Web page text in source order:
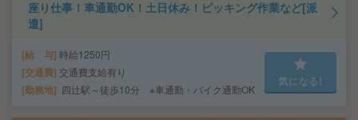
座り仕事！車通勤OK！土日休み！ピッキング作業など[派
遣]
給 与 時給1250円
交通費 交通費支給有り
勤務地 四辻駅～徒歩10分 ※車通勤・バイク通勤OK
気になる!